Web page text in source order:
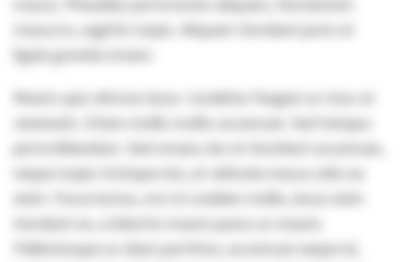
massa. Phasellus porta lorem aliquam, fermentum
massa in, sagittis turpis. Aliquam tincidunt justo et
ligula gravida ornare.
Mauris quis ultrices lacus. Curabitur feugiat ac risus at
venenatis. Etiam mollis mollis accumsan. Sed tempus
porta bibendum. Sed ornare, leo et tincidunt accumsan,
neque turpis tristique nisi, at vehicula massa odio eu
enim. Fusce luctus, orci ut sodales mollis, lacus enim
tincidunt ex, a lobortis mauris purus ac mauris.
Pellentesque ac diam porttitor, accumsan neque id,